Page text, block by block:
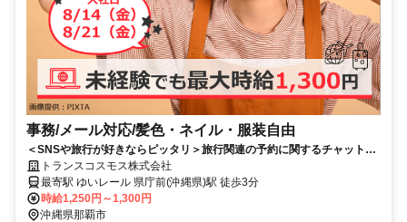
事務/メール対応/髪色・ネイル・服装自由
＜SNSや旅行が好きならピッタリ＞旅行関連の予約に関するチャットサ
ポート｜時給1,250円～
トランスコスモス株式会社
最寄駅 ゆいレール 県庁前(沖縄県)駅 徒歩3分
時給1,250円～1,300円
沖縄県那覇市